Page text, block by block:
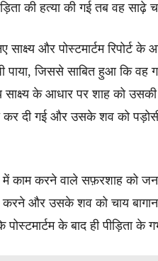
की हत्या की गई तब वह साढ़े
साक्ष्य और पोस्टमार्टम
पाया, जिससे साबित हुआ कि वह
के आधार पर शाह को उसकी
कर दी गई और उसके शव को
काम करने वाले सफ़रशाह को
और उसके शव को चाय
पोस्टमार्टम के बाद ही पीड़िता के